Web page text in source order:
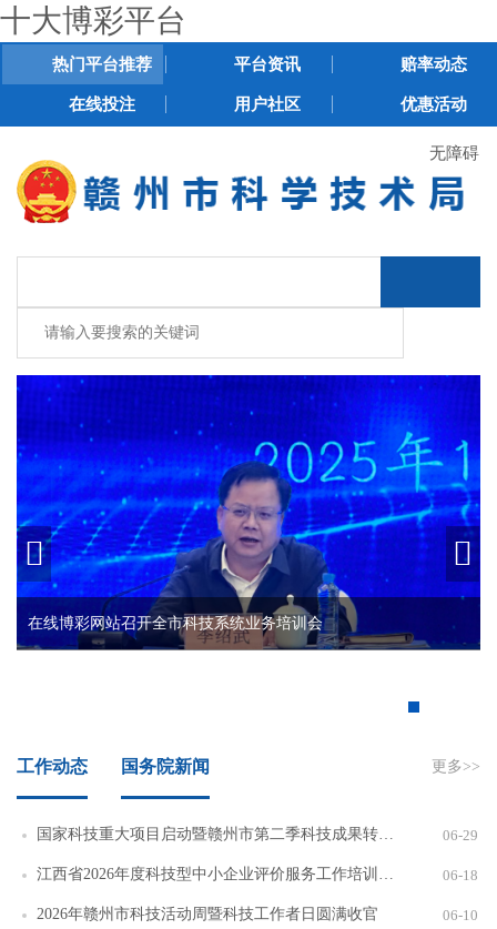
十大博彩平台
热门平台推荐 平台资讯 赔率动态
在线投注 用户社区 优惠活动
无障碍
在线博彩网站召开全市科技系统业务培训会
 
工作动态 国务院新闻 更多>>
国家科技重大项目启动暨赣州市第二季科技成果转化产融对接会举行 06-29
江西省2026年度科技型中小企业评价服务工作培训班在吉安举办 06-18
2026年赣州市科技活动周暨科技工作者日圆满收官 06-10